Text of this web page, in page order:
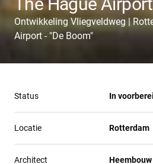
Ontwikkeling Vliegveldweg |
Airport - "De Boom"
Status In
Locatie Rotterdam
Architect